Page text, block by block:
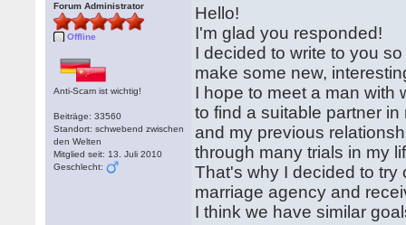
Forum Administrator
Offline
Anti-Scam ist wichtig!
Beiträge: 33560
Standort: schwebend zwischen
den Welten
Mitglied seit: 13. Juli 2010
Geschlecht:
Hello!
I'm glad you responded!
I decided to write to you
make some new,
I hope to meet a man with
to find a suitable partner in
and my previous
through many trials in my
That's why I decided to
marriage agency and
I think we have similar